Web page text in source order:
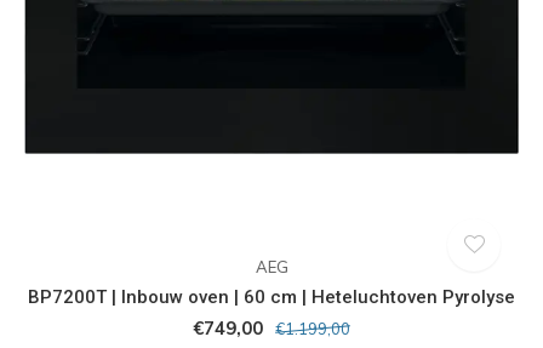
AEG
BP7200T | Inbouw oven | 60 cm | Heteluchtoven Pyrolyse
€749,00 €1.199,00